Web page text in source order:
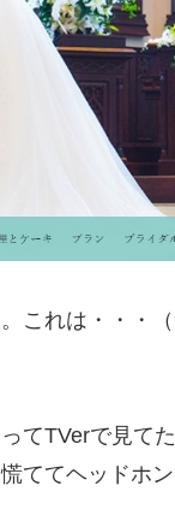
これは・・・
てTVerで見て
ててヘッドホ